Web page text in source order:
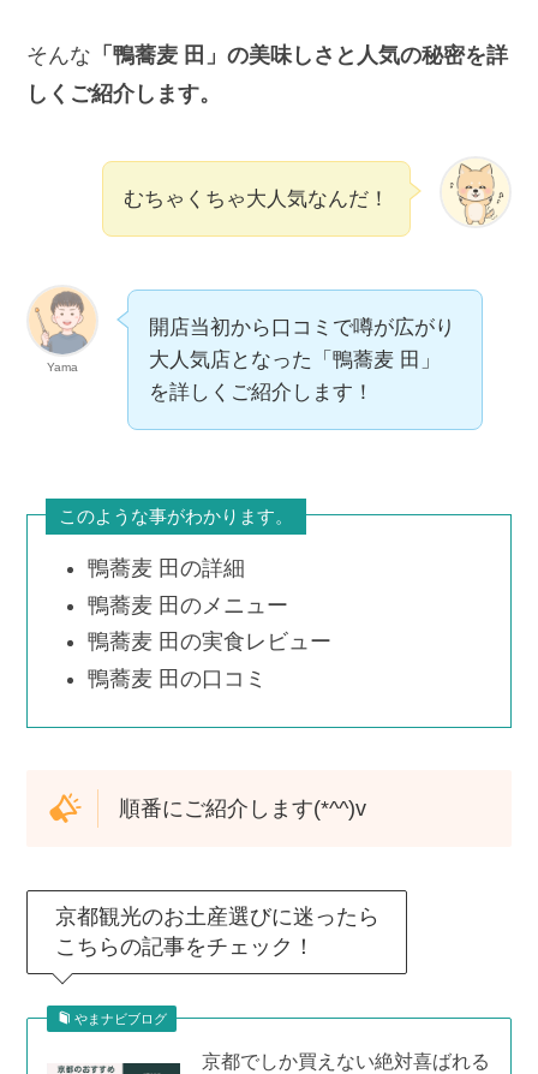
そんな 「鴨蕎麦 田」の美味しさと人気の秘密を詳
しくご紹介します。
むちゃくちゃ大人気なんだ！
Yama
開店当初から口コミで噂が広がり
大人気店となった「鴨蕎麦 田」
を詳しくご紹介します！
このような事がわかります。
鴨蕎麦 田の詳細
鴨蕎麦 田のメニュー
鴨蕎麦 田の実食レビュー
鴨蕎麦 田の口コミ
順番にご紹介します(*^^)v
京都観光のお土産選びに迷ったら
こちらの記事をチェック！
やまナビブログ
京都でしか買えない絶対喜ばれる